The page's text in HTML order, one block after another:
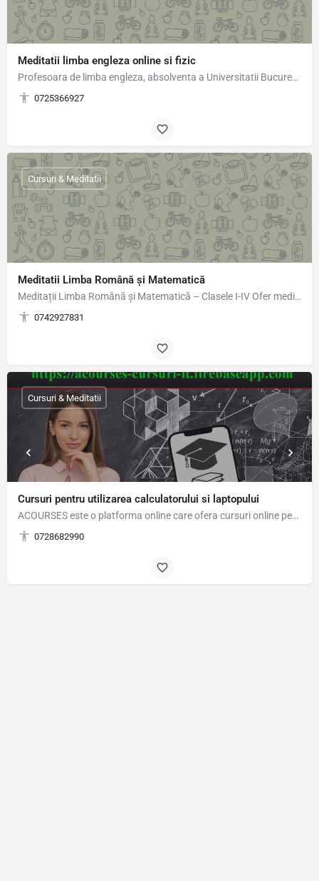
Meditatii limba engleza online si fizic
Profesoara de limba engleza, absolventa a Universitatii Bucuresti,ofer lectii de limba engleza preferabil…
0725366927
Meditatii Limba Română și Matematică
Meditații Limba Română și Matematică – Clasele I-IV Ofer meditații individuale sau în grup restrâns, la…
0742927831
Cursuri & Meditatii
Cursuri pentru utilizarea calculatorului si laptopului
ACOURSES este o platforma online care ofera cursuri online pentru utilizarea calculatorului si…
0728682990
Cursuri & Meditatii